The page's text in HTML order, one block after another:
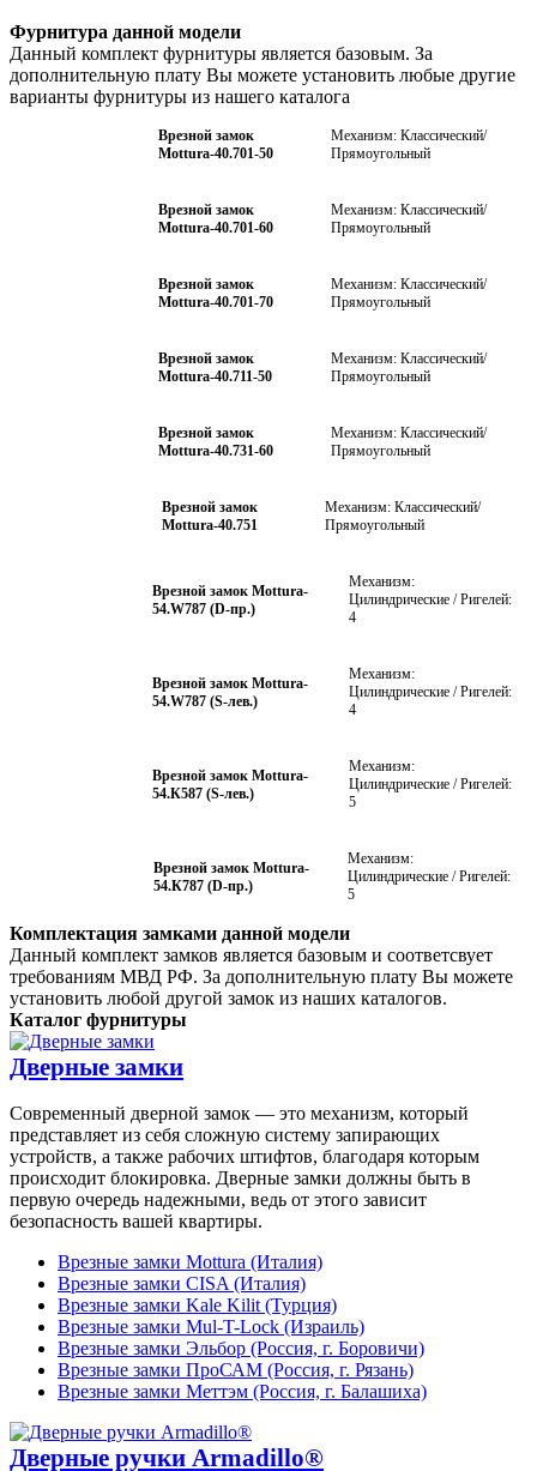
Фурнитура данной модели
Данный комплект фурнитуры является базовым. За
дополнительную плату Вы можете установить любые другие
варианты фурнитуры из нашего каталога
Врезной замок
Mottura-40.701-50
Механизм: Классический/
Прямоугольный
Врезной замок
Mottura-40.701-60
Механизм: Классический/
Прямоугольный
Врезной замок
Mottura-40.701-70
Механизм: Классический/
Прямоугольный
Врезной замок
Mottura-40.711-50
Механизм: Классический/
Прямоугольный
Врезной замок
Mottura-40.731-60
Механизм: Классический/
Прямоугольный
Врезной замок
Mottura-40.751
Механизм: Классический/
Прямоугольный
Врезной замок Mottura-
54.W787 (D-пр.)
Механизм:
Цилиндрические / Ригелей:
4
Врезной замок Mottura-
54.W787 (S-лев.)
Механизм:
Цилиндрические / Ригелей:
4
Врезной замок Mottura-
54.К587 (S-лев.)
Механизм:
Цилиндрические / Ригелей:
5
Врезной замок Mottura-
54.К787 (D-пр.)
Механизм:
Цилиндрические / Ригелей:
5
Комплектация замками данной модели
Данный комплект замков является базовым и соответсвует
требованиям МВД РФ. За дополнительную плату Вы можете
установить любой другой замок из наших каталогов.
Каталог фурнитуры
Дверные замки
Современный дверной замок — это механизм, который
представляет из себя сложную систему запирающих
устройств, а также рабочих штифтов, благодаря которым
происходит блокировка. Дверные замки должны быть в
первую очередь надежными, ведь от этого зависит
безопасность вашей квартиры.
Врезные замки Mottura (Италия)
Врезные замки CISA (Италия)
Врезные замки Kale Kilit (Турция)
Врезные замки Mul-T-Lock (Израиль)
Врезные замки Эльбор (Россия, г. Боровичи)
Врезные замки ПроСАМ (Россия, г. Рязань)
Врезные замки Меттэм (Россия, г. Балашиха)
Дверные ручки Armadillo®